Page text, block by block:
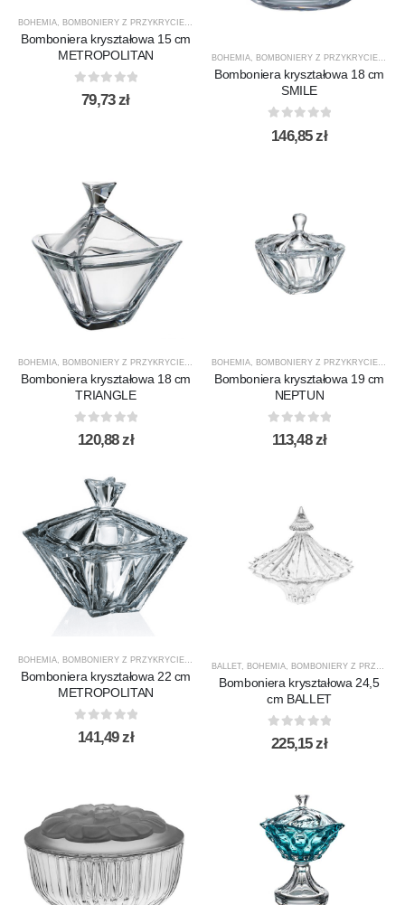
BOHEMIA, BOMBONIERY Z PRZYKRYCIEM
Bomboniera kryształowa 15 cm
METROPOLITAN
out of 5
79,73zł
BOHEMIA, BOMBONIERY Z PRZYKRYCIEM
Bomboniera kryształowa 18 cm
SMILE
out of 5
146,85zł
BOHEMIA BOMBONIERY Z PRZYKRYCIEM NOWOŚCI, PREZENTY, PRODUCENCI ,PRODUKTY
Bomboniera kryształowa 18 cm
TRIANGLE
0out of 5
120,88zł
BOHEMIA BOMBONIERY Z PRZYKRYCIEM
Bomboniera kryształowa 19 cm
NEPTUN
0out of 5
113,48zł
BOHEMIA BOMBONIERY Z PRZYKRYCIEM
Bomboniera kryształowa 22 cm
METROPOLITAN
0out of 5
141,49zł
BALLET BOHEMIA BOMBONIERY Z PRZYKRYCIEM
Bomboniera kryształowa 24,5
cm BALLET
0out of 5
225,15zł